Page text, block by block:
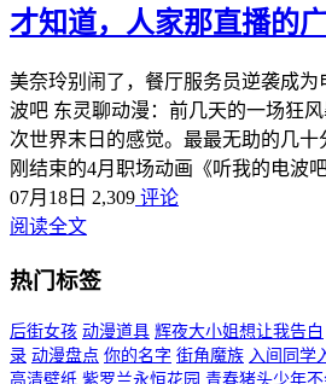
才知道，人家那直播的
美奈玲别闹了，餐厅服务员逆袭成
波吧 东灵聊动漫：前几天的一场狂
次世界末日的感觉。最最无助的几十
刚结束的4月职场动画《听我的电波
07月18日 2,309 评论
阅读全文
热门标签
后街女孩 动漫道具 辉夜大小姐想让我告白
录 动漫盘点 你的名字 街角魔族 入间同学
高清壁纸 紫罗兰永恒花园 青春猪头少年